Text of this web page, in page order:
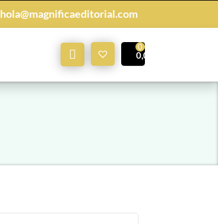
hola@magnificaeditorial.com
Mi
Cuenta
0,00